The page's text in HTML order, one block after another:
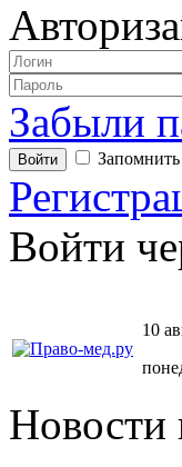
Забыли
Войти
10
Новости